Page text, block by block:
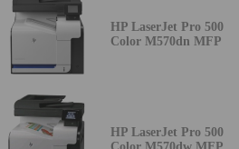
HP LaserJet Pro 500
Color M570dn MFP
HP LaserJet Pro 500